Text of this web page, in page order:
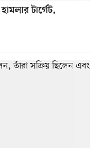
টার্গেট,